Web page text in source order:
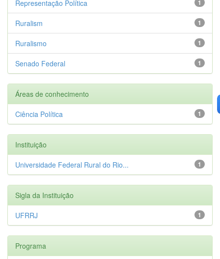
1
Representação Política
1
Ruralism
1
Ruralismo
1
Senado Federal
Áreas de conhecimento
1
Ciência Política
Instituição
1
Universidade Federal Rural do Rio...
Sigla da Instituição
1
UFRRJ
Programa